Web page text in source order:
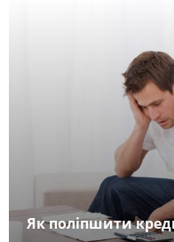
Як поліпшити